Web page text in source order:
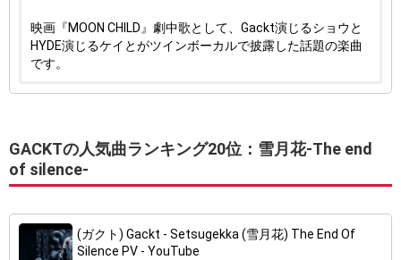
映画『MOON CHILD』劇中歌として、Gackt演じるショウと
HYDE演じるケイとがツインボーカルで披露した話題の楽曲
です。
GACKTの人気曲ランキング20位：雪月花-The end
of silence-
(ガクト) Gackt - Setsugekka (雪月花) The End Of
Silence PV - YouTube